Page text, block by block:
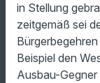
in Stellung
zeitgemäß sei
Beispiel den
Ausbau-